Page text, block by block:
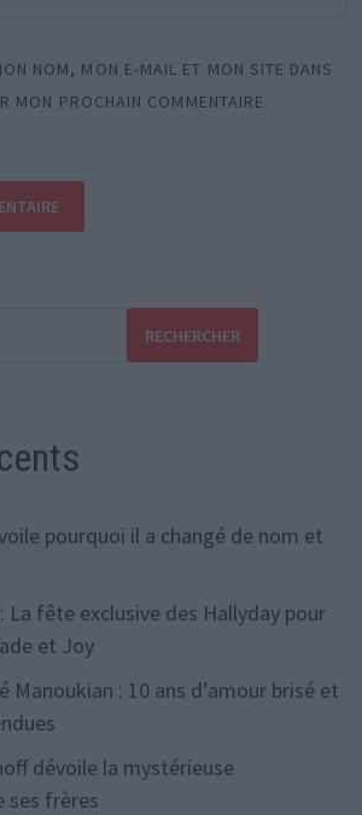
NOM, MON E-MAIL ET MON SITE DANS
MON PROCHAIN COMMENTAIRE.
RECHERCHER
pourquoi il a changé de nom et
La fête exclusive des Hallyday pour
et Joy
Manoukian : 10 ans d’amour brisé et
dévoile la mystérieuse
frères